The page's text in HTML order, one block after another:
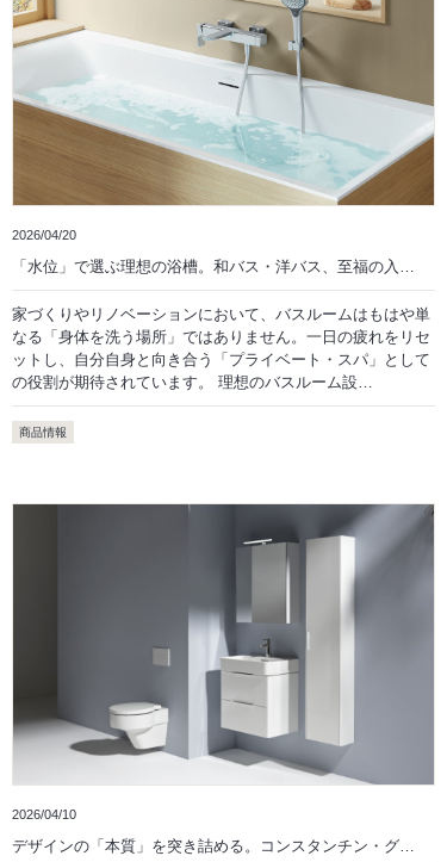
2026/04/20
「水位」で選ぶ理想の浴槽。和バス・洋バス、至福の入…
家づくりやリノベーションにおいて、バスルームはもはや単
なる「身体を洗う場所」ではありません。一日の疲れをリセ
ットし、自分自身と向き合う「プライベート・スパ」として
の役割が期待されています。 理想のバスルーム設…
商品情報
2026/04/10
デザインの「本質」を突き詰める。コンスタンチン・グ…